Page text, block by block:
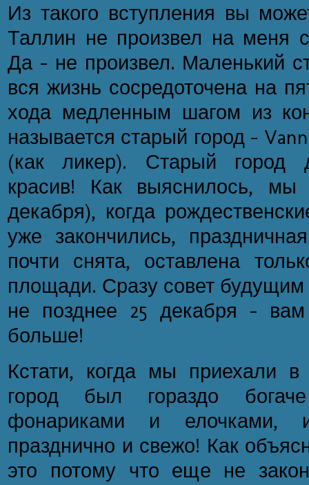
Из такого вступления вы
Таллин не произвел на меня
Да - не произвел. Маленький
вся жизнь сосредоточена на
хода медленным шагом из
называется старый город -
(как ликер). Старый город
красив! Как выяснилось, мы
декабря), когда
уже закончились,
почти снята, оставлена
площади. Сразу совет будущим
не позднее 25 декабря - вам
больше!
Кстати, когда мы приехали
город был гораздо
фонариками и елочками,
празднично и свежо! Как
это потому что еще не